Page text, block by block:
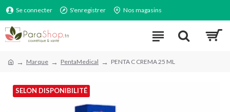
Se connecter S'enregistrer Nos magasins
Marque PentaMedical PENTA C CREMA 25 ML
SELON DISPONIBILITÉ